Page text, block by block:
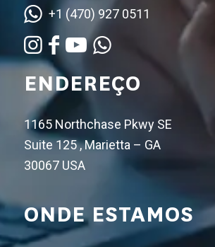
+1 (470) 927 0511
ENDEREÇO
1165 Northchase Pkwy SE
Suite 125 , Marietta – GA
30067 USA
ONDE ESTAMOS